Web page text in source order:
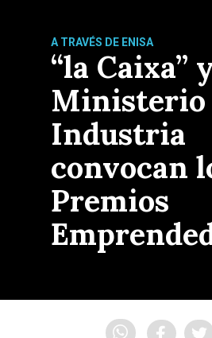
A TRAVÉS DE ENISA
“la Caixa”
Ministerio
Industria
convocan
Premios